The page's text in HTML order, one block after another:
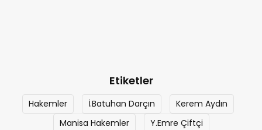
Etiketler
Hakemler İ.Batuhan Darçın
Kerem Aydın
Manisa Hakemler
Y.Emre Çiftçi